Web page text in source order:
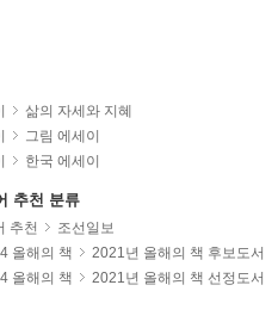
삶의 자세와 지혜
그림 에세이
한국 에세이
추천 분류
추천
조선일보
올해의 책
2021년 올해의 책 후보도서
올해의 책 2021년 올해의 책 선정도서